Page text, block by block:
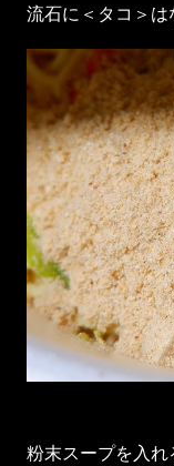
流石に＜タコ＞
粉末スープを入